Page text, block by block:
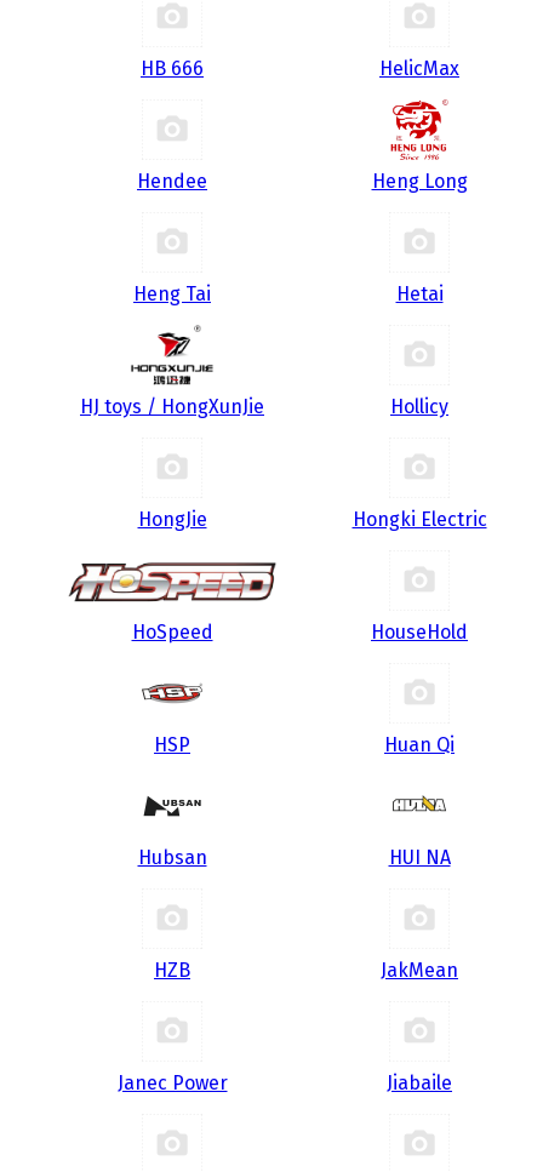
HB 666 HelicMax
Hendee Heng Long
Heng Tai Hetai
HJ toys / HongXunJie Hollicy
HongJie Hongki Electric
HoSpeed HouseHold
HSP Huan Qi
Hubsan HUI NA
HZB JakMean
Janec Power Jiabaile